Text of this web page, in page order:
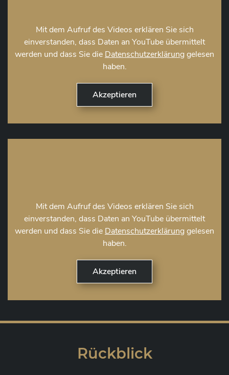
Mit dem Aufruf des Videos erklären Sie sich
einverstanden, dass Daten an YouTube übermittelt
werden und dass Sie die Datenschutzerklärunggelesen
haben.
Mit dem Aufruf des Videos erklären Sie sich
einverstanden, dass Daten an YouTube übermittelt
werden und dass Sie die Datenschutzerklärunggelesen
haben.
Rückblick